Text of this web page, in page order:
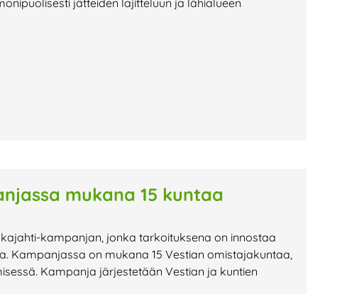
jätteiden lajitteluun ja lähialueen
mukana 15 kuntaa
kampanjan, jonka tarkoituksena on innostaa
Kampanjassa on mukana 15 Vestian omistajakuntaa,
Kampanja järjestetään Vestian ja kuntien